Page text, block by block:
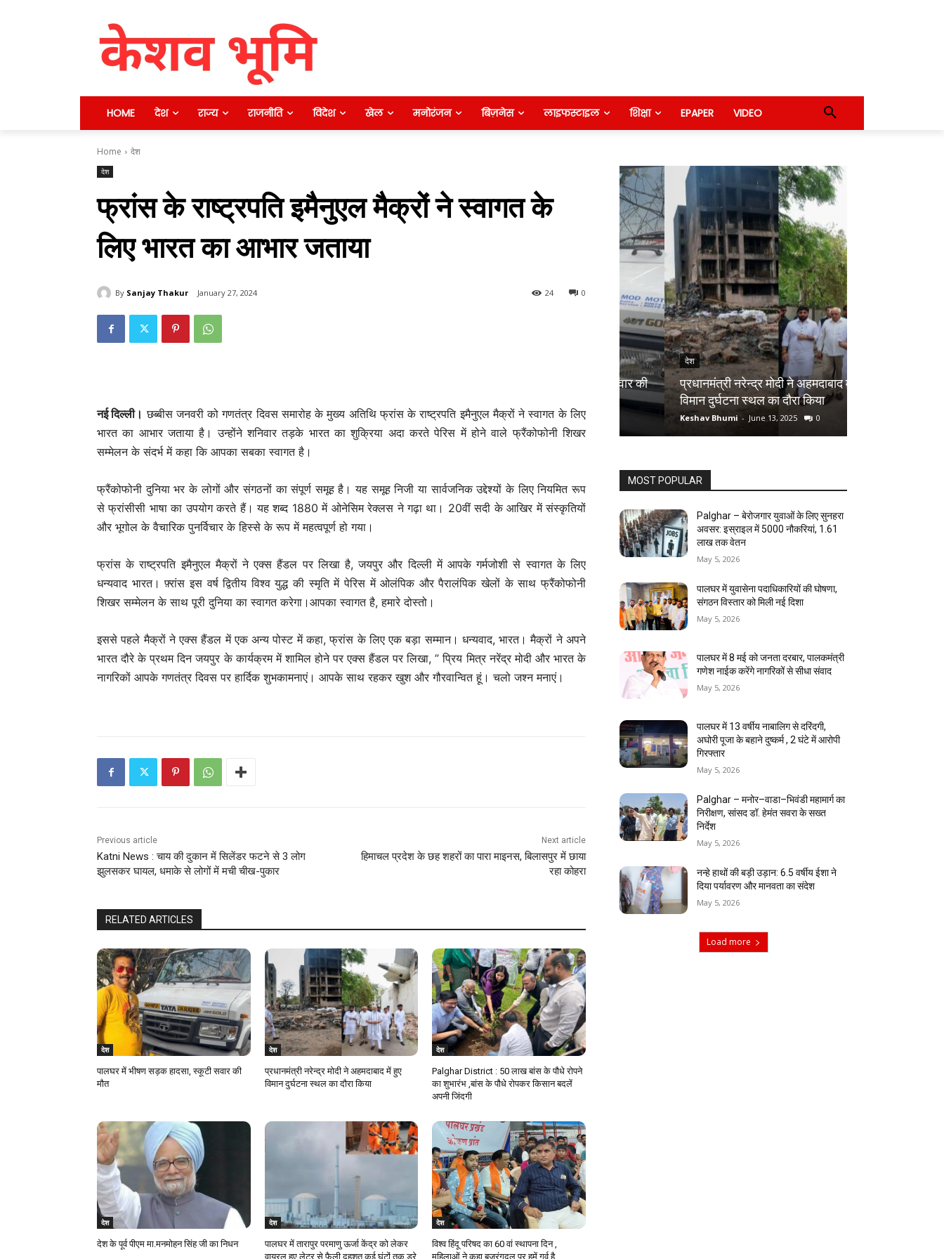
HOME देश राज्य राजनीति विदेश खेल मनोरंजन बिज़नेस लाइफस्टाइल शिक्षा EPAPER VIDEO
Home देश
देश
फ्रांस के राष्ट्रपति इमैनुएल मैक्रों ने स्वागत के
लिए भारत का आभार जताया
By Sanjay Thakur January 27, 2024 0
24
नई दिल्ली। छब्बीस जनवरी को गणतंत्र दिवस समारोह के मुख्य अतिथि फ्रांस के राष्ट्रपति इमैनुएल मैक्रों ने स्वागत के लिए
भारत का आभार जताया है। उन्होंने शनिवार तड़के भारत का शुक्रिया अदा करते पेरिस में होने वाले फ्रैंकोफोनी शिखर
सम्मेलन के संदर्भ में कहा कि आपका सबका स्वागत है।
फ्रैंकोफोनी दुनिया भर के लोगों और संगठनों का संपूर्ण समूह है। यह समूह निजी या सार्वजनिक उद्देश्यों के लिए नियमित रूप
से फ्रांसीसी भाषा का उपयोग करते हैं। यह शब्द 1880 में ओनेसिम रेक्लस ने गढ़ा था। 20वीं सदी के आखिर में संस्कृतियों
और भूगोल के वैचारिक पुनर्विचार के हिस्से के रूप में महत्वपूर्ण हो गया।
फ्रांस के राष्ट्रपति इमैनुएल मैक्रों ने एक्स हैंडल पर लिखा है, जयपुर और दिल्ली में आपके गर्मजोशी से स्वागत के लिए
धन्यवाद भारत। फ़्रांस इस वर्ष द्वितीय विश्व युद्ध की स्मृति में पेरिस में ओलंपिक और पैरालंपिक खेलों के साथ फ्रैंकोफोनी
शिखर सम्मेलन के साथ पूरी दुनिया का स्वागत करेगा।आपका स्वागत है, हमारे दोस्तो।
इससे पहले मैक्रों ने एक्स हैंडल में एक अन्य पोस्ट में कहा, फ्रांस के लिए एक बड़ा सम्मान। धन्यवाद, भारत। मैक्रों ने अपने
भारत दौरे के प्रथम दिन जयपुर के कार्यक्रम में शामिल होने पर एक्स हैंडल पर लिखा, ” प्रिय मित्र नरेंद्र मोदी और भारत के
नागरिकों आपके गणतंत्र दिवस पर हार्दिक शुभकामनाएं। आपके साथ रहकर खुश और गौरवान्वित हूं। चलो जश्न मनाएं।
Previous article
Katni News : चाय की दुकान में सिलेंडर फटने से 3 लोग
झुलसकर घायल, धमाके से लोगों में मची चीख-पुकार
Next article
हिमाचल प्रदेश के छह शहरों का पारा माइनस, बिलासपुर में छाया
रहा कोहरा
RELATED ARTICLES
देश
पालघर में भीषण सड़क हादसा, स्कूटी सवार की
मौत
देश
प्रधानमंत्री नरेन्द्र मोदी ने अहमदाबाद में हुए
विमान दुर्घटना स्थल का दौरा किया
देश
Palghar District : 50 लाख बांस के पौधे रोपने
का शुभारंभ ,बांस के पौधे रोपकर किसान बदलें
अपनी जिंदगी
देश
देश के पूर्व पीएम मा.मनमोहन सिंह जी का निधन
देश
पालघर में तारापुर परमाणु ऊर्जा केंद्र को लेकर
वायरल हुए लेटर से फैली दहशत,कई घंटों तक डरे
देश
विश्व हिंदू परिषद का 60 वां स्थापना दिन ,
महिलाओं ने कहा बजरंगदल पर हमें गर्व है
Keshav Bhumi - April 18, 2026 0
देश
प्रधानमंत्री नरेन्द्र मोदी ने अहमदाबाद में हुए
विमान दुर्घटना स्थल का दौरा किया
Keshav Bhumi - June 13, 2025 0
MOST POPULAR
Palghar – बेरोजगार युवाओं के लिए सुनहरा
अवसर: इस्राइल में 5000 नौकरियां, ₹1.61
लाख तक वेतन
May 5, 2026
पालघर में युवासेना पदाधिकारियों की घोषणा,
संगठन विस्तार को मिली नई दिशा
May 5, 2026
पालघर में 8 मई को जनता दरबार, पालकमंत्री
गणेश नाईक करेंगे नागरिकों से सीधा संवाद
May 5, 2026
पालघर में 13 वर्षीय नाबालिग से दरिंदगी,
अघोरी पूजा के बहाने दुष्कर्म , 2 घंटे में आरोपी
गिरफ्तार
May 5, 2026
Palghar – मनोर–वाडा–भिवंडी महामार्ग का
निरीक्षण, सांसद डॉ. हेमंत सवरा के सख्त
निर्देश
May 5, 2026
नन्हे हाथों की बड़ी उड़ान: 6.5 वर्षीय ईशा ने
दिया पर्यावरण और मानवता का संदेश
May 5, 2026
Load more